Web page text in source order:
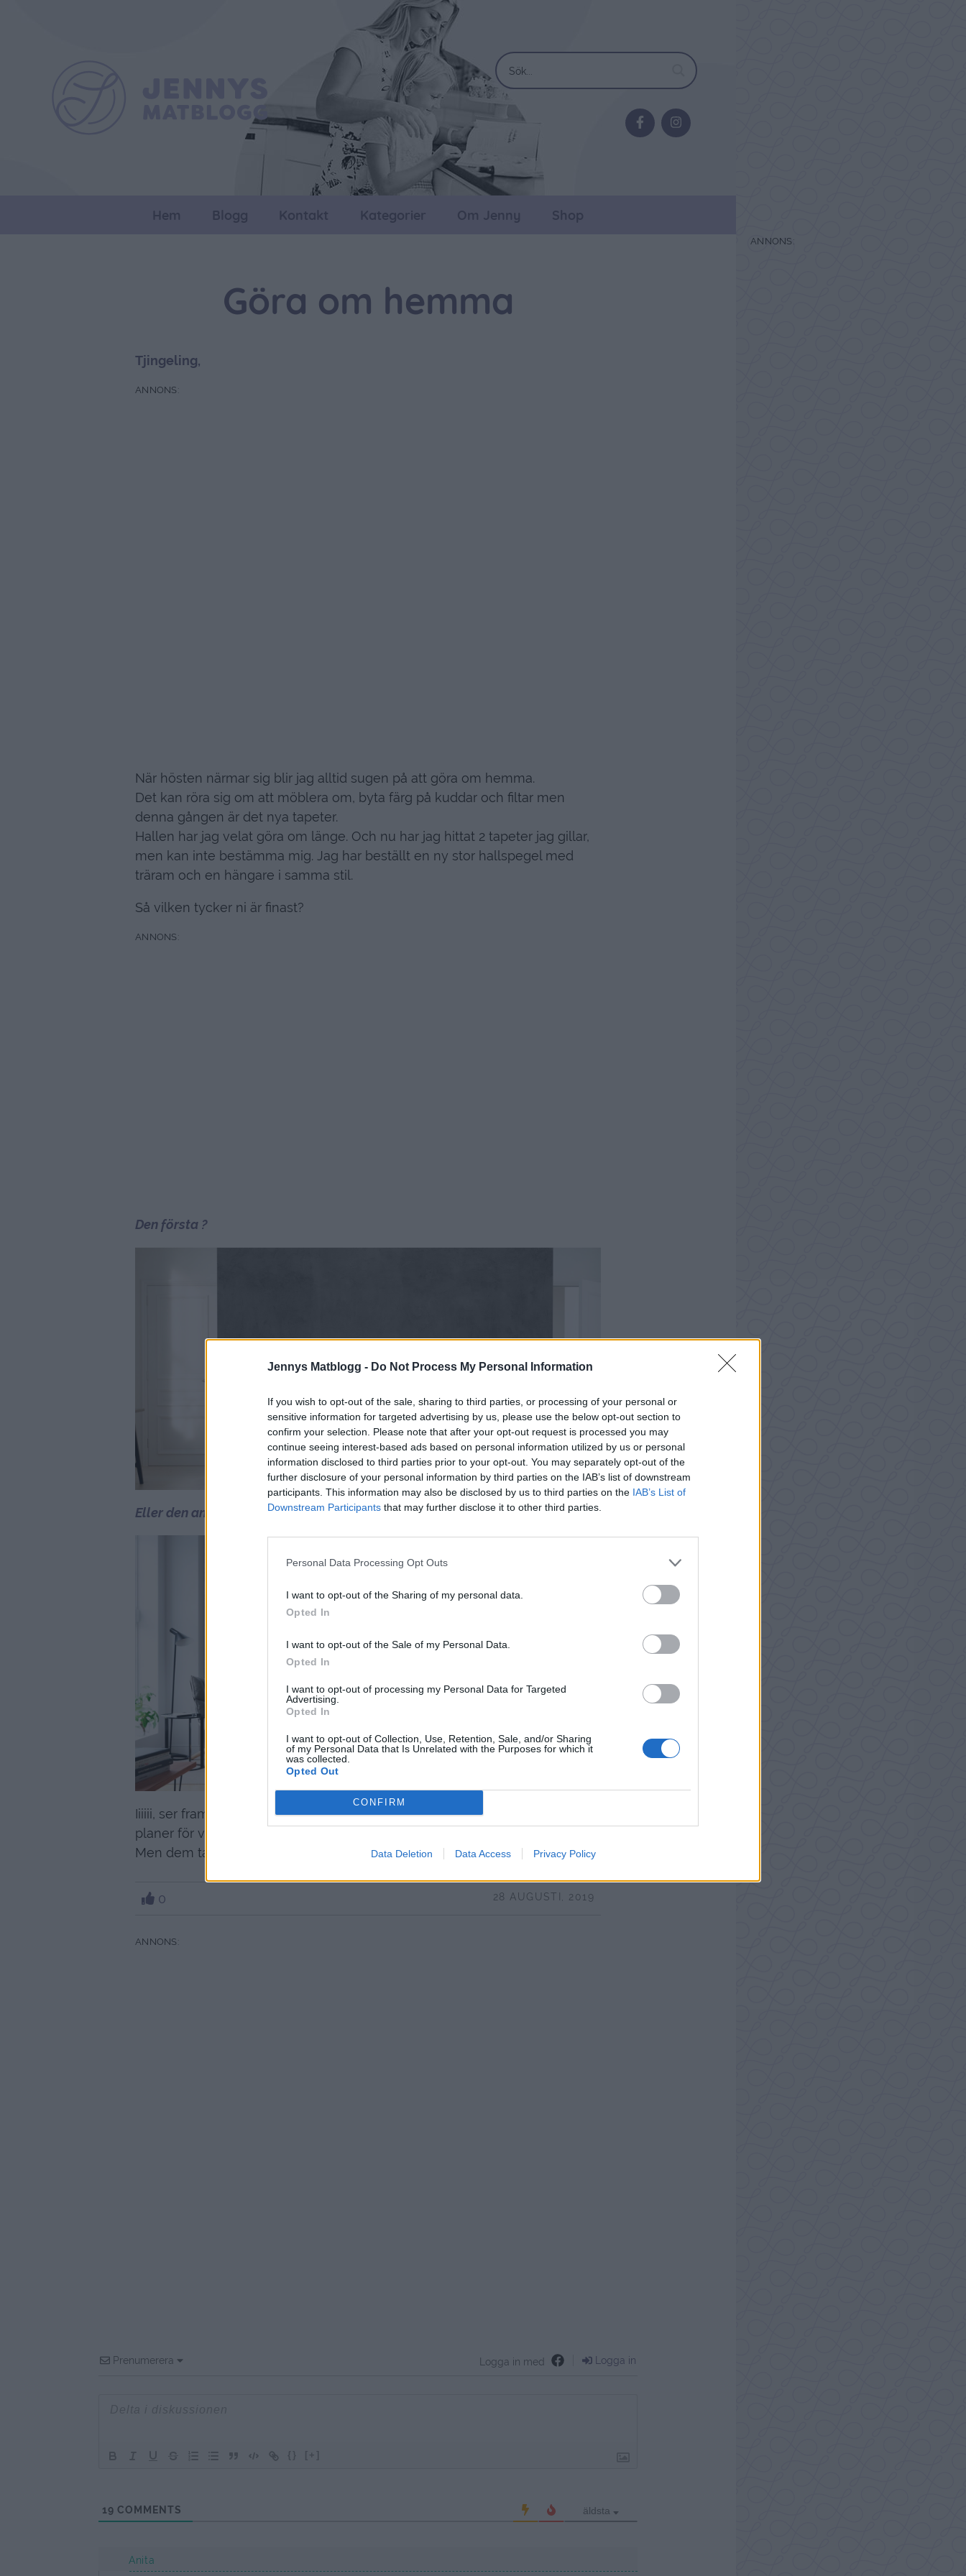
Jennys Matblogg - Do Not Process My Personal Information
If you wish to opt-out of the sale, sharing to third parties, or processing of your personal or
sensitive information for targeted advertising by us, please use the below opt-out section to
confirm your selection. Please note that after your opt-out request is processed you may
continue seeing interest-based ads based on personal information utilized by us or personal
information disclosed to third parties prior to your opt-out. You may separately opt-out of the
further disclosure of your personal information by third parties on the IAB’s list of downstream
participants. This information may also be disclosed by us to third parties on the IAB’s List of
Downstream Participants that may further disclose it to other third parties.
Personal Data Processing Opt Outs
I want to opt-out of the Sharing of my personal data.
Opted In
I want to opt-out of the Sale of my Personal Data.
Opted In
I want to opt-out of processing my Personal Data for Targeted
Advertising.
Opted In
I want to opt-out of Collection, Use, Retention, Sale, and/or Sharing
of my Personal Data that Is Unrelated with the Purposes for which it
was collected.
Opted Out
CONFIRM
Data Deletion Data Access Privacy Policy
Hem Blogg Kontakt Kategorier Om Jenny Shop
Göra om hemma
Tjingeling,
När hösten närmar sig blir jag alltid sugen på att göra om hemma.
Det kan röra sig om att möblera om, byta färg på kuddar och filtar men
denna gången är det nya tapeter.
Hallen har jag velat göra om länge. Och nu har jag hittat 2 tapeter jag gillar,
men kan inte bestämma mig. Jag har beställt en ny stor hallspegel med
träram och en hängare i samma stil.
Så vilken tycker ni är finast?
Den första ?
Eller den andra ?
Iiiiii, ser fram emot att tapetsera, det var så länge sen. Sedan har jag STORA
planer för vardagsrummet i höst.
Men dem tar vi när det närmar sig.
0 28 AUGUSTI, 2019
Prenumerera Logga in med Logga in
{} [+]
19 COMMENTS äldsta
Anita